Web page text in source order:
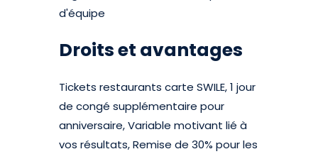
d'équipe
Droits et avantages
Tickets restaurants carte SWILE, 1 jour
de congé supplémentaire pour
anniversaire, Variable motivant lié à
vos résultats, Remise de 30% pour les